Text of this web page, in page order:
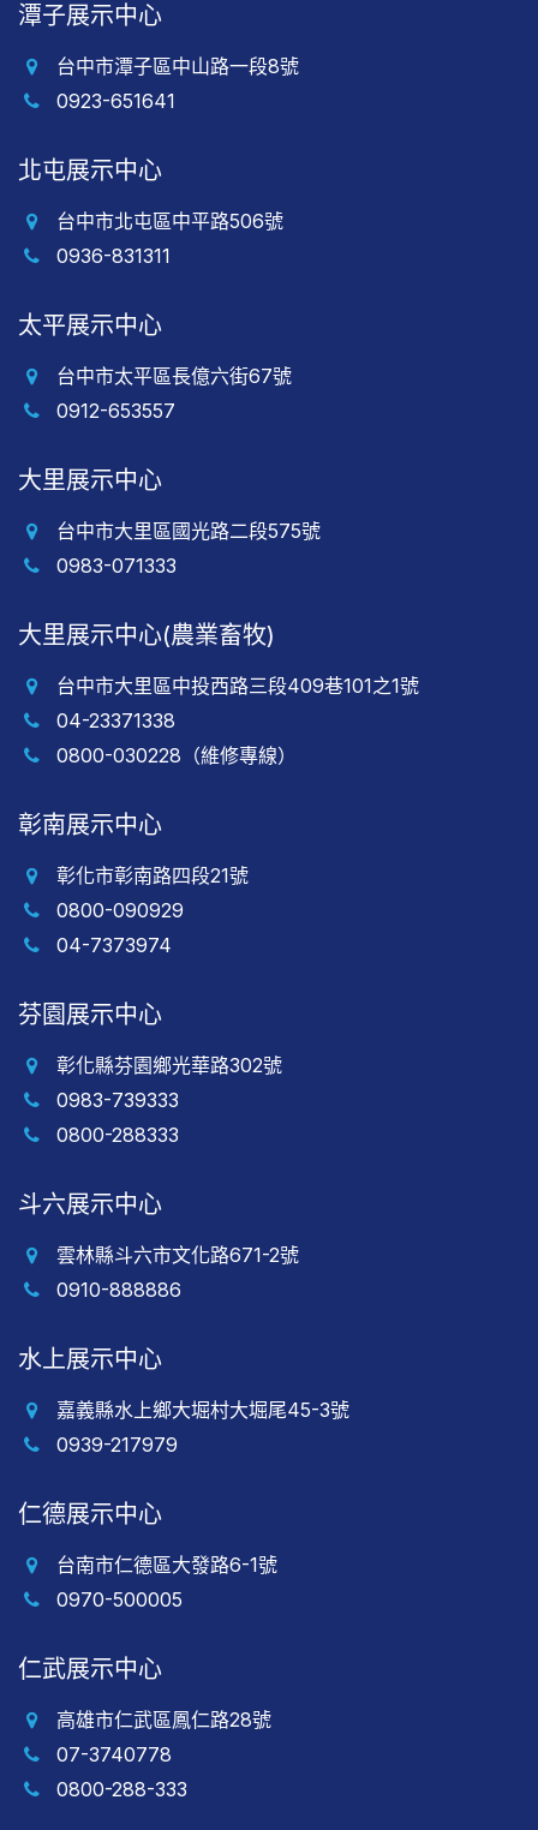
潭子展示中心
台中市潭子區中山路一段8號
0923-651641
北屯展示中心
台中市北屯區中平路506號
0936-831311
太平展示中心
台中市太平區長億六街67號
0912-653557
大里展示中心
台中市大里區國光路二段575號
0983-071333
大里展示中心(農業畜牧)
台中市大里區中投西路三段409巷101之1號
04-23371338
0800-030228（維修專線）
彰南展示中心
彰化市彰南路四段21號
0800-090929
04-7373974
芬園展示中心
彰化縣芬園鄉光華路302號
0983-739333
0800-288333
斗六展示中心
雲林縣斗六市文化路671-2號
0910-888886
水上展示中心
嘉義縣水上鄉大堀村大堀尾45-3號
0939-217979
仁德展示中心
台南市仁德區大發路6-1號
0970-500005
仁武展示中心
高雄市仁武區鳳仁路28號
07-3740778
0800-288-333